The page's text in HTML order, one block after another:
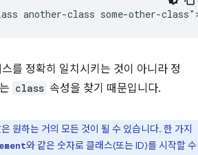
를 정확히 일치시키는 것이 아니라 정
class 속성을 찾기 때문입니다.
원하는 거의 모든 것이 될 수 있습니다. 한 가지
와 같은 숫자로 클래스(또는 ID)를 시작할 수